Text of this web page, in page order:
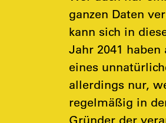
ganzen Daten
kann sich in
Jahr 2041
eines
allerdings nur,
regelmäßig in
Gründer der